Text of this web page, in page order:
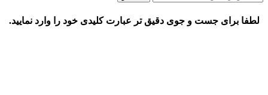
لطفا برای جست و جوی دقیق تر عبارت کلیدی خود را وارد نمایید.